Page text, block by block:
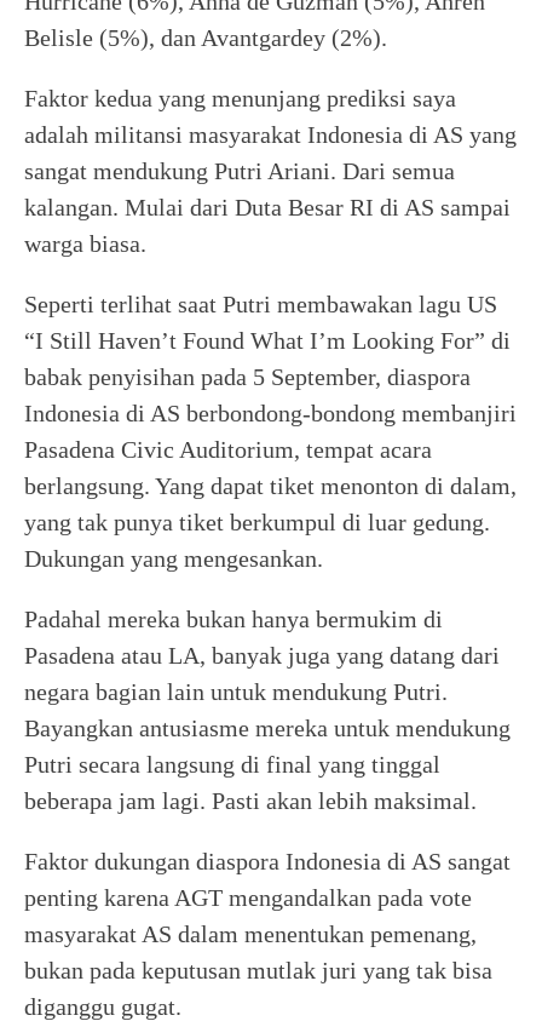
Belisle (5%), dan Avantgardey (2%).
Faktor kedua yang menunjang prediksi saya
adalah militansi masyarakat Indonesia di AS yang
sangat mendukung Putri Ariani. Dari semua
kalangan. Mulai dari Duta Besar RI di AS sampai
warga biasa.
Seperti terlihat saat Putri membawakan lagu US
“I Still Haven’t Found What I’m Looking For” di
babak penyisihan pada 5 September, diaspora
Indonesia di AS berbondong-bondong membanjiri
Pasadena Civic Auditorium, tempat acara
berlangsung. Yang dapat tiket menonton di dalam,
yang tak punya tiket berkumpul di luar gedung.
Dukungan yang mengesankan.
Padahal mereka bukan hanya bermukim di
Pasadena atau LA, banyak juga yang datang dari
negara bagian lain untuk mendukung Putri.
Bayangkan antusiasme mereka untuk mendukung
Putri secara langsung di final yang tinggal
beberapa jam lagi. Pasti akan lebih maksimal.
Faktor dukungan diaspora Indonesia di AS sangat
penting karena AGT mengandalkan pada vote
masyarakat AS dalam menentukan pemenang,
bukan pada keputusan mutlak juri yang tak bisa
diganggu gugat.